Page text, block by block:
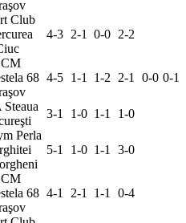
Club
4-3 2-1 0-0 2-2
68 4-5 1-1 1-2 2-1 0-0 0-1
Steaua
3-1 1-0 1-1 1-0
Perla
5-1 1-0 1-1 3-0
68 4-1 2-1 1-1 0-4